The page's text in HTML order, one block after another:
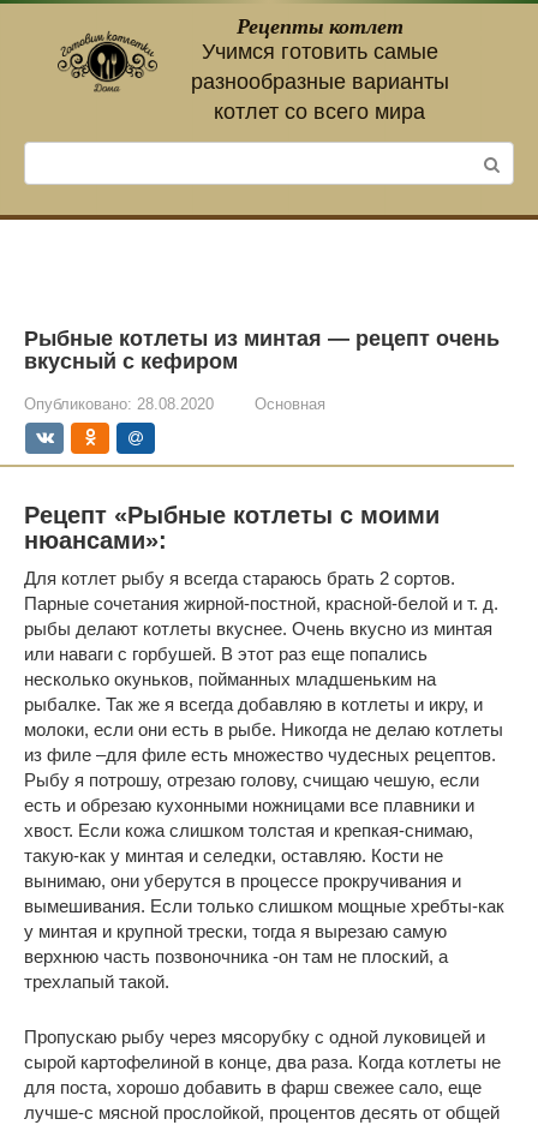
контенту
Рецепты котлет
Учимся готовить самые
разнообразные варианты
котлет со всего мира
Рыбные котлеты из минтая — рецепт очень
вкусный с кефиром
Опубликовано: 28.08.2020 Основная
Рецепт «Рыбные котлеты с моими
нюансами»:
Для котлет рыбу я всегда стараюсь брать 2 сортов.
Парные сочетания жирной-постной, красной-белой и т. д.
рыбы делают котлеты вкуснее. Очень вкусно из минтая
или наваги с горбушей. В этот раз еще попались
несколько окуньков, пойманных младшеньким на
рыбалке. Так же я всегда добавляю в котлеты и икру, и
молоки, если они есть в рыбе. Никогда не делаю котлеты
из филе –для филе есть множество чудесных рецептов.
Рыбу я потрошу, отрезаю голову, счищаю чешую, если
есть и обрезаю кухонными ножницами все плавники и
хвост. Если кожа слишком толстая и крепкая-снимаю,
такую-как у минтая и селедки, оставляю. Кости не
вынимаю, они уберутся в процессе прокручивания и
вымешивания. Если только слишком мощные хребты-как
у минтая и крупной трески, тогда я вырезаю самую
верхнюю часть позвоночника -он там не плоский, а
трехлапый такой.
Пропускаю рыбу через мясорубку с одной луковицей и
сырой картофелиной в конце, два раза. Когда котлеты не
для поста, хорошо добавить в фарш свежее сало, еще
лучше-с мясной прослойкой, процентов десять от общей